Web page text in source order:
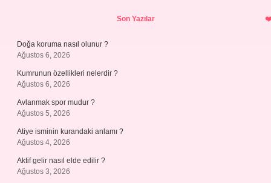
Son Yazılar
Doğa koruma nasıl olunur ?
Ağustos 6, 2026
Kumrunun özellikleri nelerdir ?
Ağustos 6, 2026
Avlanmak spor mudur ?
Ağustos 5, 2026
Atiye isminin kurandaki anlamı ?
Ağustos 4, 2026
Aktif gelir nasıl elde edilir ?
Ağustos 3, 2026